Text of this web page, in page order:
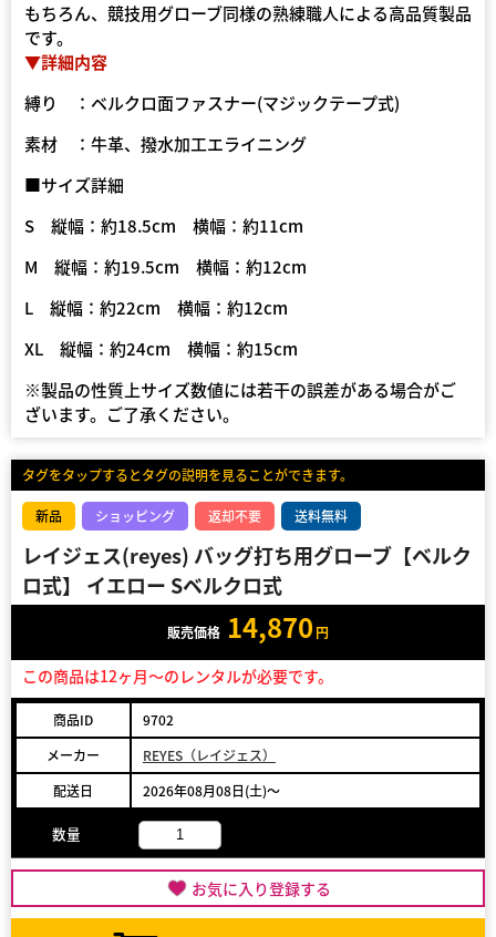
もちろん、競技用グローブ同様の熟練職人による高品質製品
です。
▼詳細内容
縛り ：ベルクロ面ファスナー(マジックテープ式)
素材 ：牛革、撥水加工エライニング
■サイズ詳細
S 縦幅：約18.5cm 横幅：約11cm
M 縦幅：約19.5cm 横幅：約12cm
L 縦幅：約22cm 横幅：約12cm
XL 縦幅：約24cm 横幅：約15cm
※製品の性質上サイズ数値には若干の誤差がある場合がご
ざいます。ご了承ください。
タグをタップするとタグの説明を見ることができます。
新品 ショッピング 返却不要 送料無料
レイジェス(reyes) バッグ打ち用グローブ【ベルク
ロ式】 イエロー Sベルクロ式
販売価格 14,870 円
この商品は12ヶ月～のレンタルが必要です。
商品ID
9702
メーカー
REYES（レイジェス）
配送日
2026年08月08日(土)～
数量
お気に入り登録する